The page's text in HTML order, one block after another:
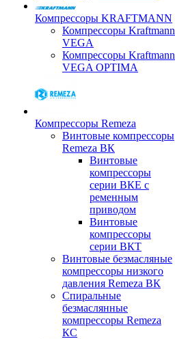
Компрессоры KRAFTMANN
Компрессоры Kraftmann
VEGA
Компрессоры Kraftmann
VEGA OPTIMA
Компрессоры Remeza
Винтовые компрессоры
Remeza ВК
Винтовые
компрессоры
серии ВКЕ с
ременным
приводом
Винтовые
компрессоры
серии ВКТ
Винтовые безмасляные
компрессоры низкого
давления Remeza ВК
Спиральные
безмаслянные
компрессоры Remeza
КС